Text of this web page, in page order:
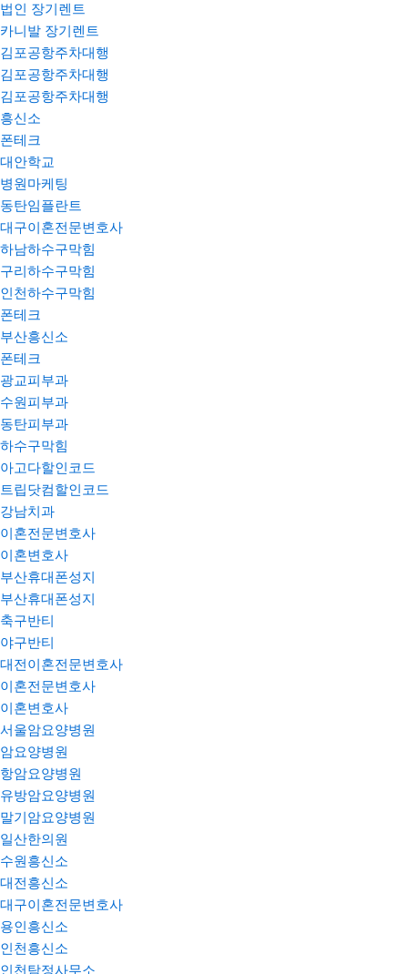
법인 장기렌트
카니발 장기렌트
김포공항주차대행
김포공항주차대행
김포공항주차대행
흥신소
폰테크
대안학교
병원마케팅
동탄임플란트
대구이혼전문변호사
하남하수구막힘
구리하수구막힘
인천하수구막힘
폰테크
부산흥신소
폰테크
광교피부과
수원피부과
동탄피부과
하수구막힘
아고다할인코드
트립닷컴할인코드
강남치과
이혼전문변호사
이혼변호사
부산휴대폰성지
부산휴대폰성지
축구반티
야구반티
대전이혼전문변호사
이혼전문변호사
이혼변호사
서울암요양병원
암요양병원
항암요양병원
유방암요양병원
말기암요양병원
일산한의원
수원흥신소
대전흥신소
대구이혼전문변호사
용인흥신소
인천흥신소
인천탐정사무소